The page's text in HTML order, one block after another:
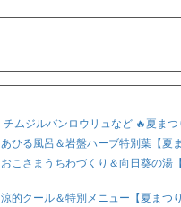
チムジルバンロウリュなど 🔥夏まつ
あひる風呂＆岩盤ハーブ特別葉【夏
おこさまうちわづくり＆向日葵の湯
涼的クール＆特別メニュー【夏まつり